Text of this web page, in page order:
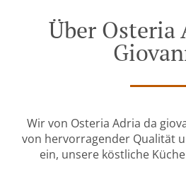
Über Osteria
Wir von Osteria Adria da
von hervorragender Qualität
ein, unsere köstliche